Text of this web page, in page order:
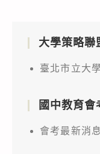
大學策略聯
臺北市立大學
國中教育會
會考最新消息